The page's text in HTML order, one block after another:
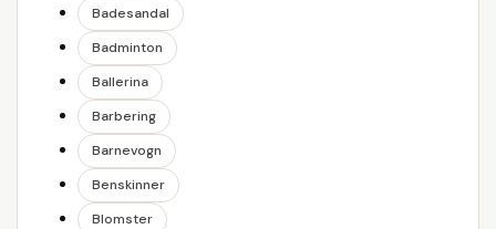
Badesandal
Badminton
Ballerina
Barbering
Barnevogn
Benskinner
Blomster